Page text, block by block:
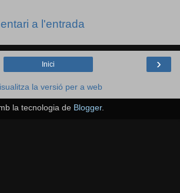
a l'entrada
›
Inici
la versió per a web
la tecnologia de Blogger.